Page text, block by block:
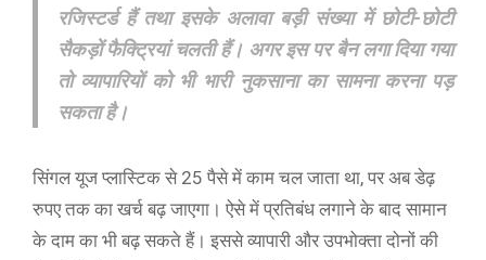
रजिस्टर्ड हैं तथा इसके अलावा बड़ी संख्या में छोटी-छोटी
सैकड़ों फैक्ट्रियां चलती हैं। अगर इस पर बैन लगा दिया गया
तो व्यापारियों को भी भारी नुकसाना का सामना करना पड़
सकता है।
सिंगल यूज प्लास्टिक से 25 पैसे में काम चल जाता था, पर अब डेढ़
रुपए तक का खर्च बढ़ जाएगा। ऐसे में प्रतिबंध लगाने के बाद सामान
के दाम का भी बढ़ सकते हैं। इससे व्यापारी और उपभोक्ता दोनों की